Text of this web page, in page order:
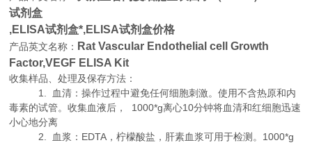
试剂盒
,ELISA试剂盒*,ELISA试剂盒价格
产品英文名称： Rat Vascular Endothelial cell Growth
Factor,VEGF ELISA Kit
收集样品、处理及保存方法：
1. 血清：操作过程中避免任何细胞刺激。使用不含热原和内
毒素的试管。收集血液后， 1000*g离心10分钟将血清和红细胞迅速
小心地分离
2. 血浆：EDTA，柠檬酸盐，肝素血浆可用于检测。1000*g